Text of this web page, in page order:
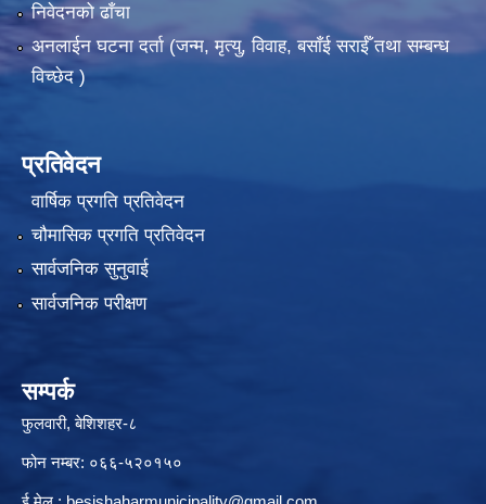
निवेदनको ढाँचा
अनलाईन घटना दर्ता (जन्म, मृत्यु, विवाह, बसाँई सराईँ तथा सम्बन्ध
विच्छेद )
प्रतिवेदन
वार्षिक प्रगति प्रतिवेदन
चौमासिक प्रगति प्रतिवेदन
सार्वजनिक सुनुवाई
सार्वजनिक परीक्षण
सम्पर्क
फुलवारी, बेशिशहर-८
फोन नम्बर: ०६६-५२०१५०